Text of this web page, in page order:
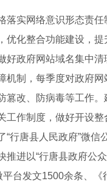
落实网络意识形态责
优化整合功能建设，
好政府网站域名集中
机制，每季度对政府
篡改、防病毒等工作
工作制度，做好开设
“行唐县人民政府”微
推进以“行唐县政府公
平台发文1500余条、